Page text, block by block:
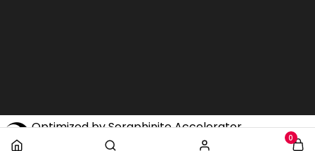
0
Optimized by Seraphinite Accelerator
Turns on site high speed to be attractive for people and search